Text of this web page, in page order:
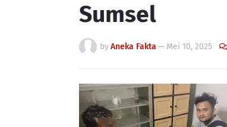
Sumsel
byAneka Fakta — Mei 10, 2025